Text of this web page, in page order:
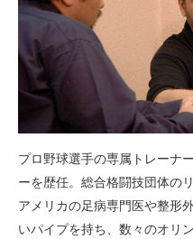
プロ野球選手の専属トレーナ
ーを歴任。総合格闘技団体の
アメリカの足病専門医や整形
いパイプを持ち、数々のオリ